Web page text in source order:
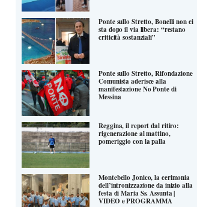
Ponte sullo Stretto, Bonelli non ci
sta dopo il via libera: “restano
criticità sostanziali”
Ponte sullo Stretto, Rifondazione
Comunista aderisce alla
manifestazione No Ponte di
Messina
Reggina, il report dal ritiro:
rigenerazione al mattino,
pomeriggio con la palla
Montebello Jonico, la cerimonia
dell’intronizzazione da inizio alla
festa di Maria Ss. Assunta |
VIDEO e PROGRAMMA